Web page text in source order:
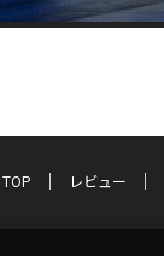
TOP レビュー